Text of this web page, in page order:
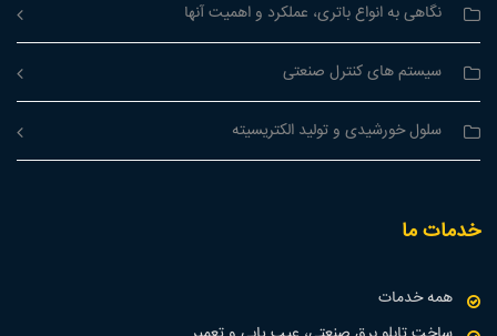
نگاهی به انواع باتری، عملکرد و اهمیت آنها
سیستم های کنترل صنعتی
سلول خورشیدی و تولید الکتریسیته
خدمات ما
همه خدمات